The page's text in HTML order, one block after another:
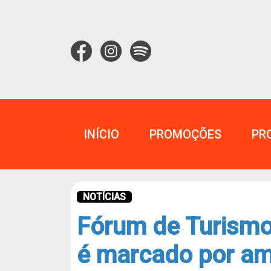
INÍCIO PROMOÇÕES
NOTÍCIAS
Fórum de
é marcado por